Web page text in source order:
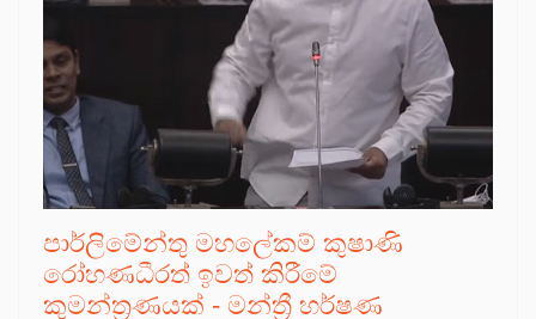
පාර්ලිමේන්තු මහලේකම් කුෂාණි
රෝහණධීරත් ඉවත් කිරීමේ
කුමන්ත්‍රණයක් - මන්ත්‍රී හර්ෂණ